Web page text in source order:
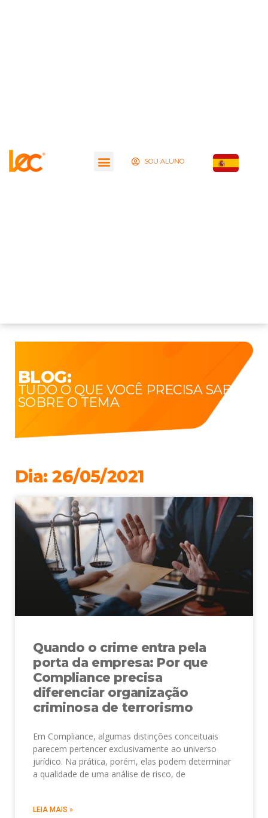
SOU ALUNO
BLOG:
TUDO O QUE VOCÊ PRECISA SABER
SOBRE O TEMA
Dia: 26/05/2021
Quando o crime entra pela
porta da empresa: Por que
Compliance precisa
diferenciar organização
criminosa de terrorismo
Em Compliance, algumas distinções conceituais
parecem pertencer exclusivamente ao universo
jurídico. Na prática, porém, elas podem determinar
a qualidade de uma análise de risco, de
LEIA MAIS »